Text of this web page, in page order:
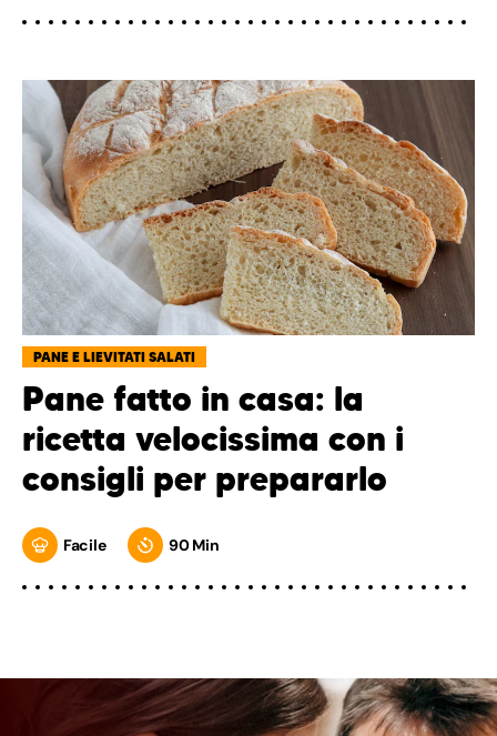
PANE E LIEVITATI SALATI
Pane fatto in casa: la
ricetta velocissima con i
consigli per prepararlo
Facile 90 Min